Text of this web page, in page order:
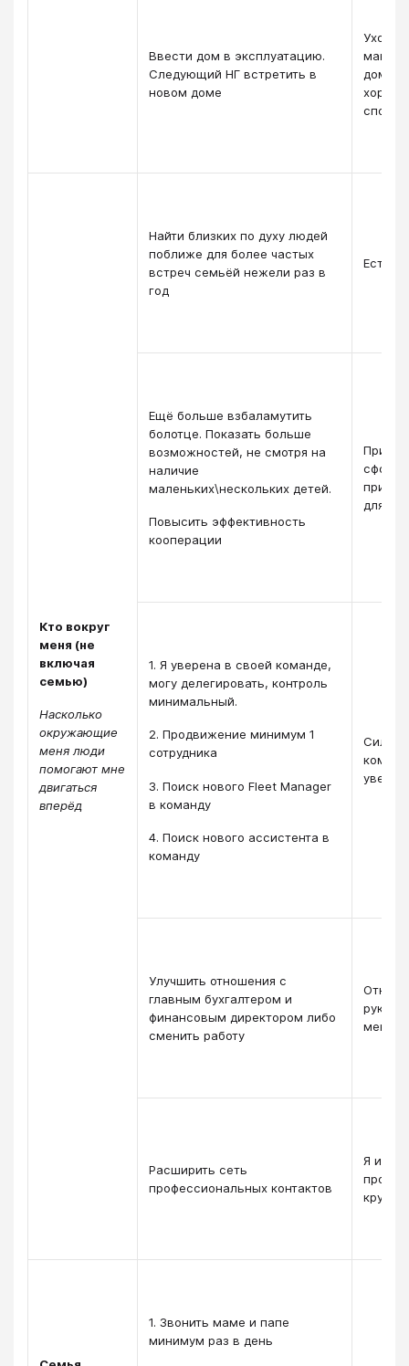
Ввести дом в эксплуатацию.
Следующий НГ встретить в
новом доме
домом
Кто вокруг
меня (не
включая
семью)
Насколько
окружающие
меня люди
помогают мне
двигаться
вперёд
Найти близких по духу людей
поближе для более частых
встреч семьёй нежели раз в
год
Есть
Ещё больше взбаламутить
болотце. Показать больше
возможностей, не смотря на
наличие
маленьких\нескольких детей.
Повысить эффективность
кооперации
При
для
1. Я уверена в своей команде,
могу делегировать, контроль
минимальный.
2. Продвижение минимум 1
сотрудника
3. Поиск нового Fleet Manager
в команду
4. Поиск нового ассистента в
команду
Улучшить отношения с
главным бухгалтером и
финансовым директором либо
сменить работу
меня
Расширить сеть
профессиональных контактов
Я
кругах
1. Звонить маме и папе
минимум раз в день